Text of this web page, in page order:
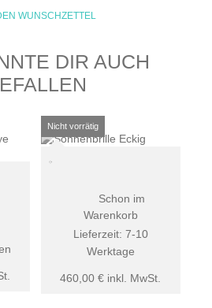
WUNSCHZETTEL
DIR AUCH
460,00€ inkl. MwSt.
Lieferzeit:7-10
Werktage
Schon im
Warenkorb